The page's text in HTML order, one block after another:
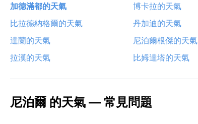
加德滿都的天氣 博卡拉的天氣
比拉德納格爾的天氣
丹加迪的天氣
達蘭的天氣
尼泊爾根傑的天氣
拉漢的天氣
比姆達塔的天氣
尼泊爾 的天氣 — 常見問題